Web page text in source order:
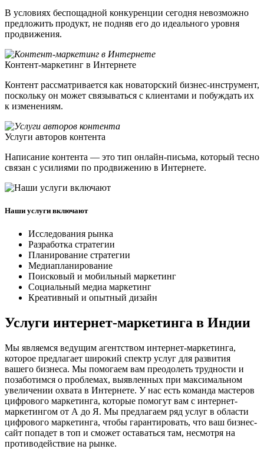
В условиях беспощадной конкуренции сегодня невозможно
предложить продукт, не подняв его до идеального уровня
продвижения.
Контент-маркетинг в Интернете
Контент рассматривается как новаторский бизнес-инструмент,
поскольку он может связываться с клиентами и побуждать их
к изменениям.
Услуги авторов контента
Написание контента — это тип онлайн-письма, который тесно
связан с усилиями по продвижению в Интернете.
Наши услуги включают
Исследования рынка
Разработка стратегии
Планирование стратегии
Медиапланирование
Поисковый и мобильный маркетинг
Социальный медиа маркетинг
Креативный и опытный дизайн
Услуги интернет-маркетинга в Индии
Мы являемся ведущим агентством интернет-маркетинга,
которое предлагает широкий спектр услуг для развития
вашего бизнеса. Мы помогаем вам преодолеть трудности и
позаботимся о проблемах, выявленных при максимальном
увеличении охвата в Интернете. У нас есть команда мастеров
цифрового маркетинга, которые помогут вам с интернет-
маркетингом от А до Я. Мы предлагаем ряд услуг в области
цифрового маркетинга, чтобы гарантировать, что ваш бизнес-
сайт попадет в топ и сможет оставаться там, несмотря на
противодействие на рынке.